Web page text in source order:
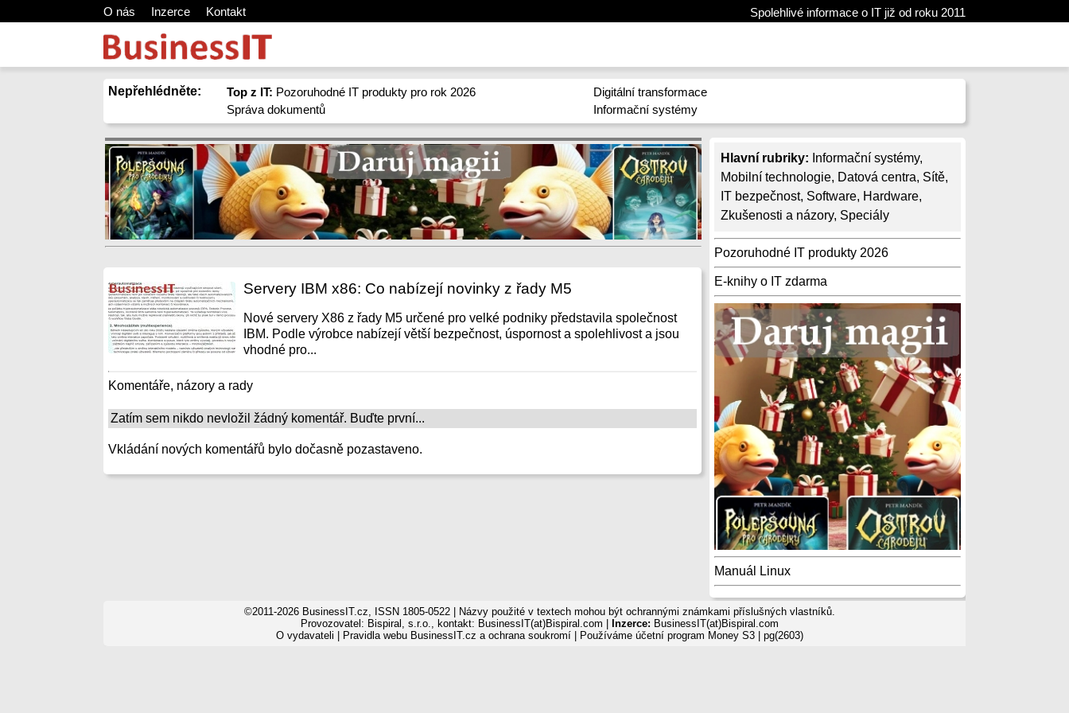
O nás Inzerce Kontakt Spolehlivé informace o IT již od roku 2011
Nepřehlédněte: Top z IT: Pozoruhodné IT produkty pro rok 2026
Správa dokumentů
Digitální transformace
Informační systémy
Hlavní rubriky: Informační systémy,
Mobilní technologie, Datová centra, Sítě,
IT bezpečnost, Software, Hardware,
Zkušenosti a názory, Speciály
Pozoruhodné IT produkty 2026
E-knihy o IT zdarma
Manuál Linux
Servery IBM x86: Co nabízejí novinky z řady M5
Nové servery X86 z řady M5 určené pro velké podniky představila společnost
IBM. Podle výrobce nabízejí větší bezpečnost, úspornost a spolehlivost a jsou
vhodné pro...
Komentáře, názory a rady
Zatím sem nikdo nevložil žádný komentář. Buďte první...
Vkládání nových komentářů bylo dočasně pozastaveno.
©2011-2026 BusinessIT.cz, ISSN 1805-0522 | Názvy použité v textech mohou být ochrannými známkami příslušných vlastníků.
Provozovatel: Bispiral, s.r.o., kontakt: BusinessIT(at)Bispiral.com |
Inzerce: BusinessIT(at)Bispiral.com
O vydavateli
Pravidla webu BusinessIT.cz a ochrana soukromí| Používáme účetní program Money S3| pg(2603)